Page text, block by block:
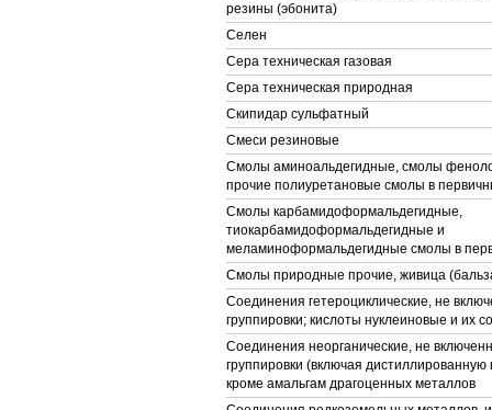
резины (эбонита)
Селен
Сера техническая газовая
Сера техническая природная
Скипидар сульфатный
Смеси резиновые
Смолы аминоальдегидные, смолы
прочие полиуретановые смолы в
Смолы карбамидоформальдегидные,
тиокарбамидоформальдегидные и
меламиноформальдегидные смолы в
Смолы природные прочие, живица
Соединения гетероциклические, не
группировки; кислоты нуклеиновые и их
Соединения неорганические, не
группировки (включая
кроме амальгам драгоценных металлов